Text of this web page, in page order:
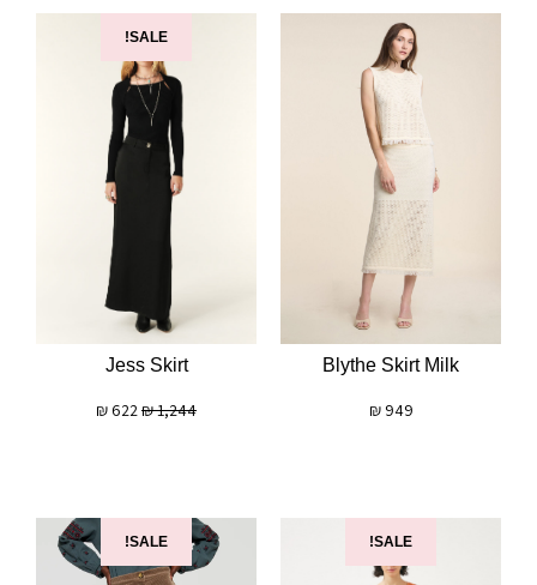
Blythe Skirt Milk
949
₪
SALE!
Jess Skirt
1,244
₪
622
₪
SALE!
SALE!